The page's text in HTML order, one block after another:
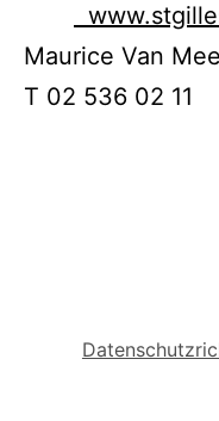
Maurice Van
T 02 536 02 11